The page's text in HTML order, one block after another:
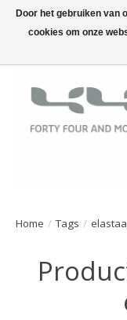
Home / Tags /
Door het gebruiken van
cookies om onze